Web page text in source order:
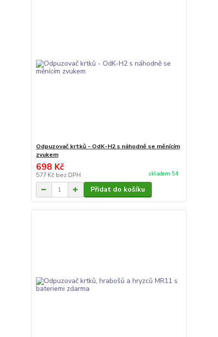
Odpuzovač krtků - OdK-H2 s náhodně se měnícím
zvukem
698 Kč
577 Kč bez DPH skladem 54
Přidat do košíku